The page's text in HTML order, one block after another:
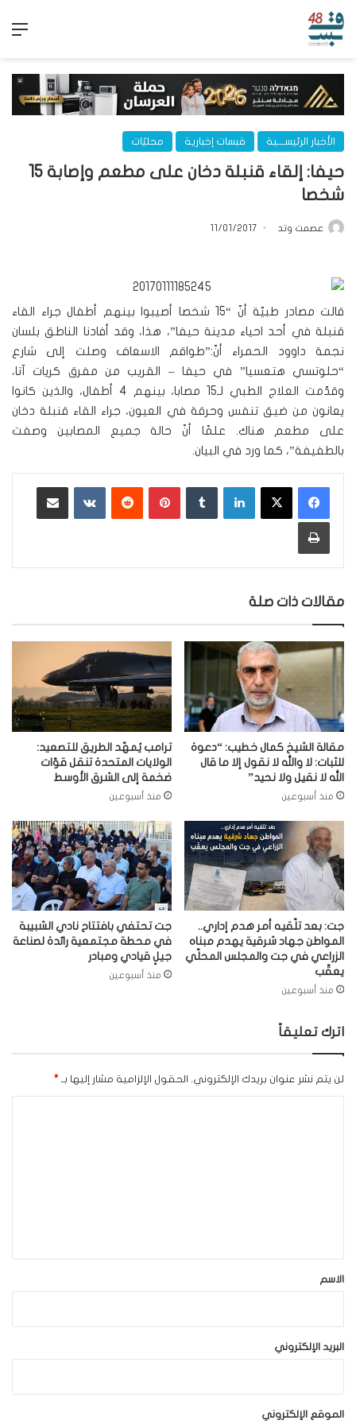
الأخبار الرئيســـية قبسات إخبارية محليّات
حيفا: إلقاء قنبلة دخان على مطعم وإصابة 15
شخصا
عصمت وتد 11/01/2017
قالت مصادر طبيّة أنّ “15 شخصا أصيبوا بينهم أطفال جراء القاء
قنبلة في أحد احياء مدينة حيفا”، هذا، وقد أفادنا الناطق بلسان
نجمة داوود الحمراء أنّ:”طواقم الاسعاف وصلت إلى شارع
“حلوتسي هتعسيا” في حيفا – القريب من مفرق كريات آتا،
وقدّمت العلاج الطبي لـ15 مصابا، بينهم 4 أطفال، والذين كانوا
يعانون من ضيق تنفس وحرقة في العيون، جراء القاء قنبلة دخان
على مطعم هناك. علمًا أنّ حالة جميع المصابين وصفت
بالطفيفة”، كما ورد في البيان.
لينكدإن بينتيريست ‏VKontakte
طباعة
مقالات ذات صلة
مقالة الشيخ كمال خطيب: “دعوة
للثبات: لا والله لا نقول إلا ما قال
الله لا نقيل ولا نحيد”
منذ أسبوعين
ترامب يُمهّد الطريق للتصعيد:
الولايات المتحدة تنقل قوّات
ضخمة إلى الشرق الأوسط
منذ أسبوعين
جت: بعد تلّقيه أمر هدم إداري..
المواطن جهاد شرقية يهدم مبناه
الزراعي في جت والمجلس المحلّي
يعقّب
منذ أسبوعين
جت تحتفي بافتتاح نادي الشبيبة
في محطة مجتمعية رائدة لصناعة
جيلٍ قيادي ومبادر
منذ أسبوعين
اترك تعليقاً
لن يتم نشر عنوان بريدك الإلكتروني. الحقول الإلزامية مشار إليها بـ *
*الاسم
البريد الإلكتروني
الموقع الإلكتروني